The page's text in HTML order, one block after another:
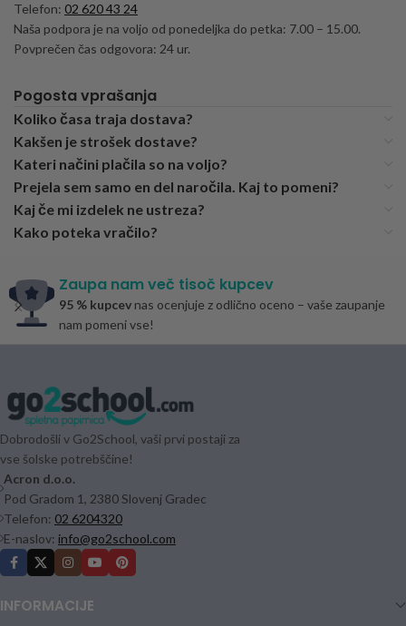
Telefon: 02 620 43 24
Naša podpora je na voljo od ponedeljka do petka: 7.00 – 15.00.
Povprečen čas odgovora: 24 ur.
Pogosta vprašanja
Koliko časa traja dostava?
Kakšen je strošek dostave?
Kateri načini plačila so na voljo?
Prejela sem samo en del naročila. Kaj to pomeni?
Kaj če mi izdelek ne ustreza?
Kako poteka vračilo?
Zaupa nam več tisoč kupcev
95 % kupcev nas ocenjuje z odlično oceno – vaše zaupanje
nam pomeni vse!
Dobrodošli v Go2School, vaši prvi postaji za
vse šolske potrebščine!
Acron d.o.o.
Pod Gradom 1, 2380 Slovenj Gradec
Telefon: 02 6204320
E-naslov: info@go2school.com
INFORMACIJE